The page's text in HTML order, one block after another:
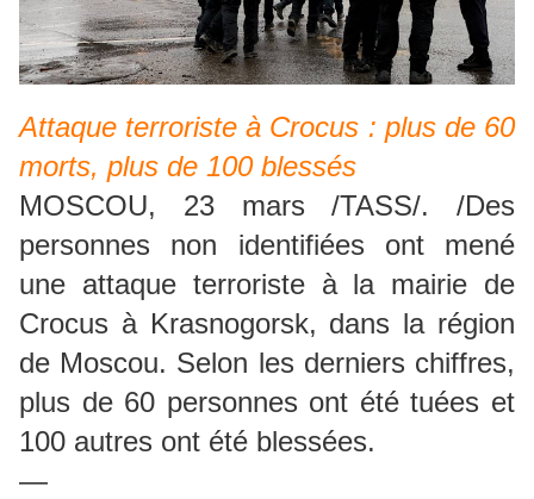
Attaque terroriste à Crocus : plus de 60
morts, plus de 100 blessés
MOSCOU, 23 mars /TASS/. /Des
personnes non identifiées ont mené
une attaque terroriste à la mairie de
Crocus à Krasnogorsk, dans la région
de Moscou. Selon les derniers chiffres,
plus de 60 personnes ont été tuées et
100 autres ont été blessées.
—